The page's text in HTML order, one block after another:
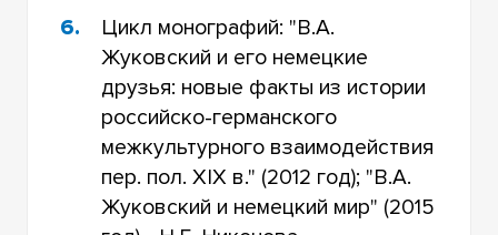
Цикл монографий: "В.А.
Жуковский и его немецкие
друзья: новые факты из истории
российско-германского
межкультурного взаимодействия
пер. пол. XIX в." (2012 год); "В.А.
Жуковский и немецкий мир" (2015